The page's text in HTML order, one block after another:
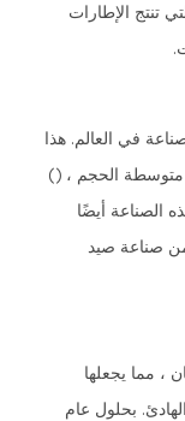
تنتج الإطارات
في العالم. هذا
متوسطة الحجم ، ()
الصناعة أيضًا
والمفرخات التي تشكل 30٪ من صناعة صيد
زائر لليابان ، مما يجعلها
بحلول عام